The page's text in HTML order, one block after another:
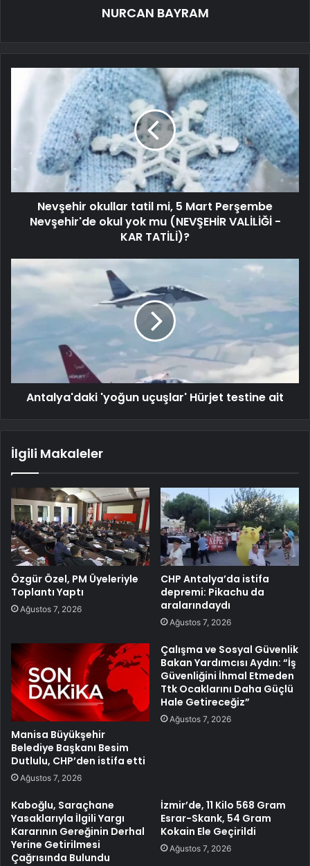
NURCAN BAYRAM
Nevşehir okullar tatil mi, 5 Mart Perşembe
Nevşehir'de okul yok mu (NEVŞEHİR VALİLİĞİ -
KAR TATİLİ)?
Antalya'daki 'yoğun uçuşlar' Hürjet testine ait
İlgili Makaleler
Özgür Özel, PM Üyeleriyle
Toplantı Yaptı
Ağustos 7, 2026
CHP Antalya’da istifa
depremi: Pikachu da
aralarındaydı
Ağustos 7, 2026
Manisa Büyükşehir
Belediye Başkanı Besim
Dutlulu, CHP’den istifa etti
Ağustos 7, 2026
Çalışma ve Sosyal Güvenlik
Bakan Yardımcısı Aydın: “İş
Güvenliğini İhmal Etmeden
Ttk Ocaklarını Daha Güçlü
Hale Getireceğiz”
Ağustos 7, 2026
Kaboğlu, Saraçhane
Yasaklarıyla İlgili Yargı
Kararının Gereğinin Derhal
Yerine Getirilmesi
Çağrısında Bulundu
İzmir’de, 11 Kilo 568 Gram
Esrar-Skank, 54 Gram
Kokain Ele Geçirildi
Ağustos 7, 2026